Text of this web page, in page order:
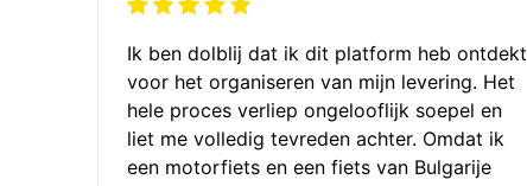
Ik ben dolblij dat ik dit platform heb ontdekt
voor het organiseren van mijn levering. Het
hele proces verliep ongelooflijk soepel en
liet me volledig tevreden achter. Omdat ik
een motorfiets en een fiets van Bulgarije